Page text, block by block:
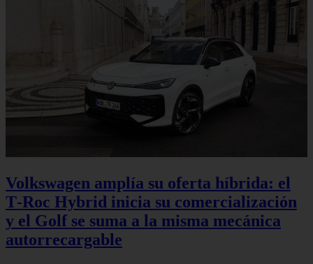
Volkswagen amplía su oferta híbrida: el
T‑Roc Hybrid inicia su comercialización
y el Golf se suma a la misma mecánica
autorrecargable